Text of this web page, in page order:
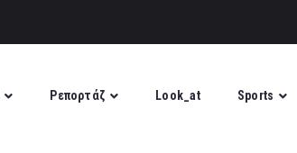
Ρεπορτάζ Look_at Sports